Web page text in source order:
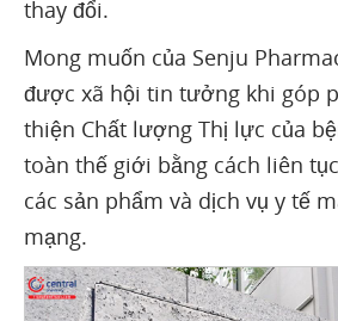
thay đổi.
Mong muốn của Senju
được xã hội tin tưởng khi góp
thiện Chất lượng Thị lực của
toàn thế giới bằng cách liên
các sản phẩm và dịch vụ y tế
mạng.